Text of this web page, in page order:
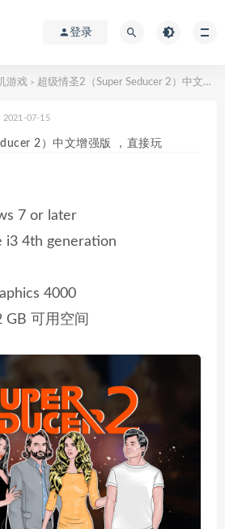
登录
游戏 > 超级情圣2（Super Seducer 2）中文增强版 ，直接玩
2021-07-15
2）中文增强版 ，直接玩
7 or later
i3 4th generation
4000
可用空间